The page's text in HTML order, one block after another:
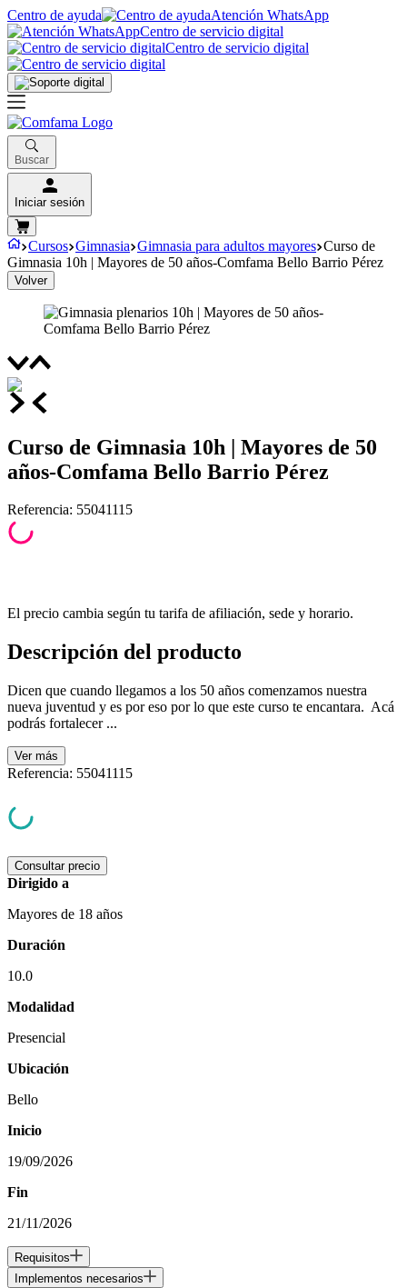
Centro de ayuda
Atención WhatsApp
Centro de servicio digital
Centro de servicio digital
Buscar
Iniciar sesión
Cursos Gimnasia Gimnasia para adultos mayores Curso de
Gimnasia 10h | Mayores de 50 años-Comfama Bello Barrio Pérez
Volver
Curso de Gimnasia 10h | Mayores de 50
años-Comfama Bello Barrio Pérez
Referencia: 55041115
El precio cambia según tu tarifa de afiliación, sede y horario.
Descripción del producto
Dicen que cuando llegamos a los 50 años comenzamos nuestra
nueva juventud y es por eso por lo que este curso te encantara. Acá
podrás fortalecer ...
Ver más
Referencia: 55041115
Consultar precio
Dirigido a
Mayores de 18 años
Duración
10.0
Modalidad
Presencial
Ubicación
Bello
Inicio
19/09/2026
Fin
21/11/2026
Requisitos
Implementos necesarios